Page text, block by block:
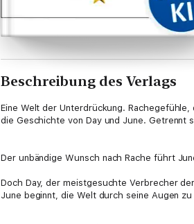
Beschreibung des Verlags
Eine Welt der Unterdrückung.
die Geschichte von Day und June. Getrennt
Der unbändige Wunsch nach Rache führt
Doch Day, der meistgesuchte Verbrecher
June beginnt, die Welt durch seine Augen